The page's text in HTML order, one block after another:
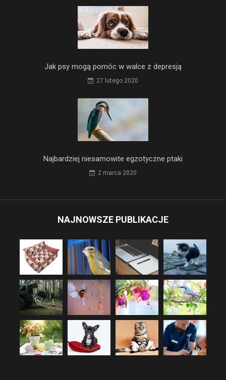
Jak psy mogą pomóc w walce z depresją
27 lutego 2020
Najbardziej niesamowite egzotyczne ptaki
2 marca 2020
NAJNOWSZE PUBLIKACJE